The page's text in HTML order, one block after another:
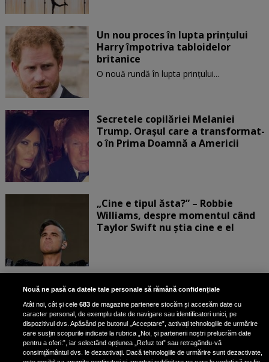
Un nou proces în lupta prinţului
Harry împotriva tabloidelor
britanice
O nouă rundă în lupta prinţului...
Secretele copilăriei Melaniei
Trump. Orașul care a transformat-
o în Prima Doamnă a Americii
„Cine e tipul ăsta?” – Robbie
Williams, despre momentul când
Taylor Swift nu știa cine e el
Bruce Dickinson, solistul trupei
Iron Maiden, şi-a arătat talentul
de scrimer la un concurs în Franţa
Nouă ne pasă ca datele tale personale să rămână confidențiale
Atât noi, cât și cele683 de magazine partenere stocăm și accesăm date cu
caracter personal, de exemplu date de navigare sau identificatori unici, pe
dispozitivul dvs. Apăsând pe butonul „Acceptare”, activați tehnologiile de urmărire
care susțin scopurile indicate la rubrica „Noi, și partenerii noștri prelucrăm date
pentru a oferi:”, iar selectând opțiunea „Refuz tot” sau retragându-vă
consimțământul dvs. le dezactivați. Dacă tehnologiile de urmărire sunt dezactivate,